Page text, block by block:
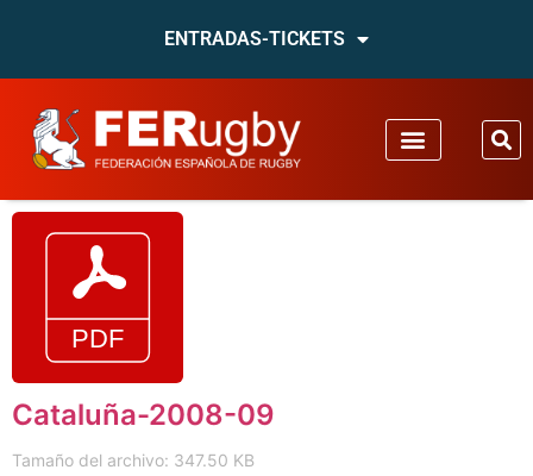
ENTRADAS-TICKETS
Cataluña-2008-09
Tamaño del archivo: 347.50 KB